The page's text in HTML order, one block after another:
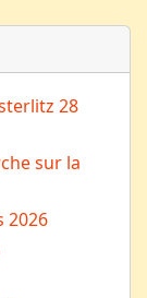
28
sur la
2026